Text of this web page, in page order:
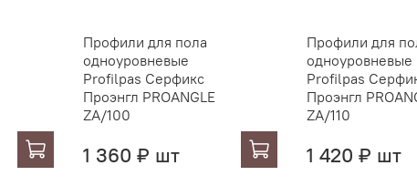
Профили для пола
одноуровневые
Profilpas Серфикс
Проэнгл PROANGLE
ZA/100
1 360 ₽ шт
Профили для
одноуровневые
Profilpas
Проэнгл
ZA/110
1 420 ₽ шт